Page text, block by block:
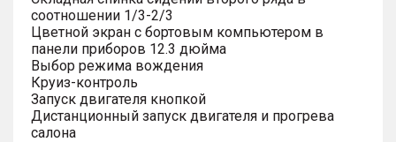
соотношении 1/3-2/3
Цветной экран с бортовым компьютером в
панели приборов 12.3 дюйма
Выбор режима вождения
Круиз-контроль
Запуск двигателя кнопкой
Дистанционный запуск двигателя и прогрева
салона